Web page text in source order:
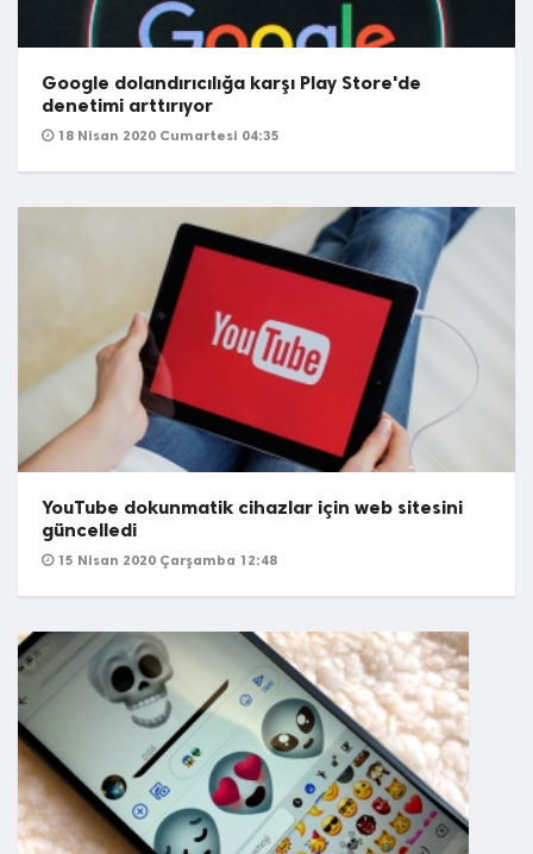
Google dolandırıcılığa karşı Play Store'de
denetimi arttırıyor
18 Nisan 2020 Cumartesi 04:35
YouTube dokunmatik cihazlar için web sitesini
güncelledi
15 Nisan 2020 Çarşamba 12:48